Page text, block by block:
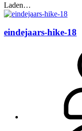
Laden…
eindejaars-hike-18